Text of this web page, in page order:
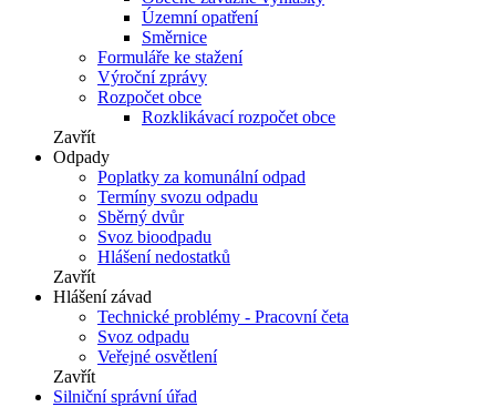
Územní opatření
Směrnice
Formuláře ke stažení
Výroční zprávy
Rozpočet obce
Rozklikávací rozpočet obce
Zavřít
Odpady
Poplatky za komunální odpad
Termíny svozu odpadu
Sběrný dvůr
Svoz bioodpadu
Hlášení nedostatků
Zavřít
Hlášení závad
Technické problémy - Pracovní četa
Svoz odpadu
Veřejné osvětlení
Zavřít
Silniční správní úřad